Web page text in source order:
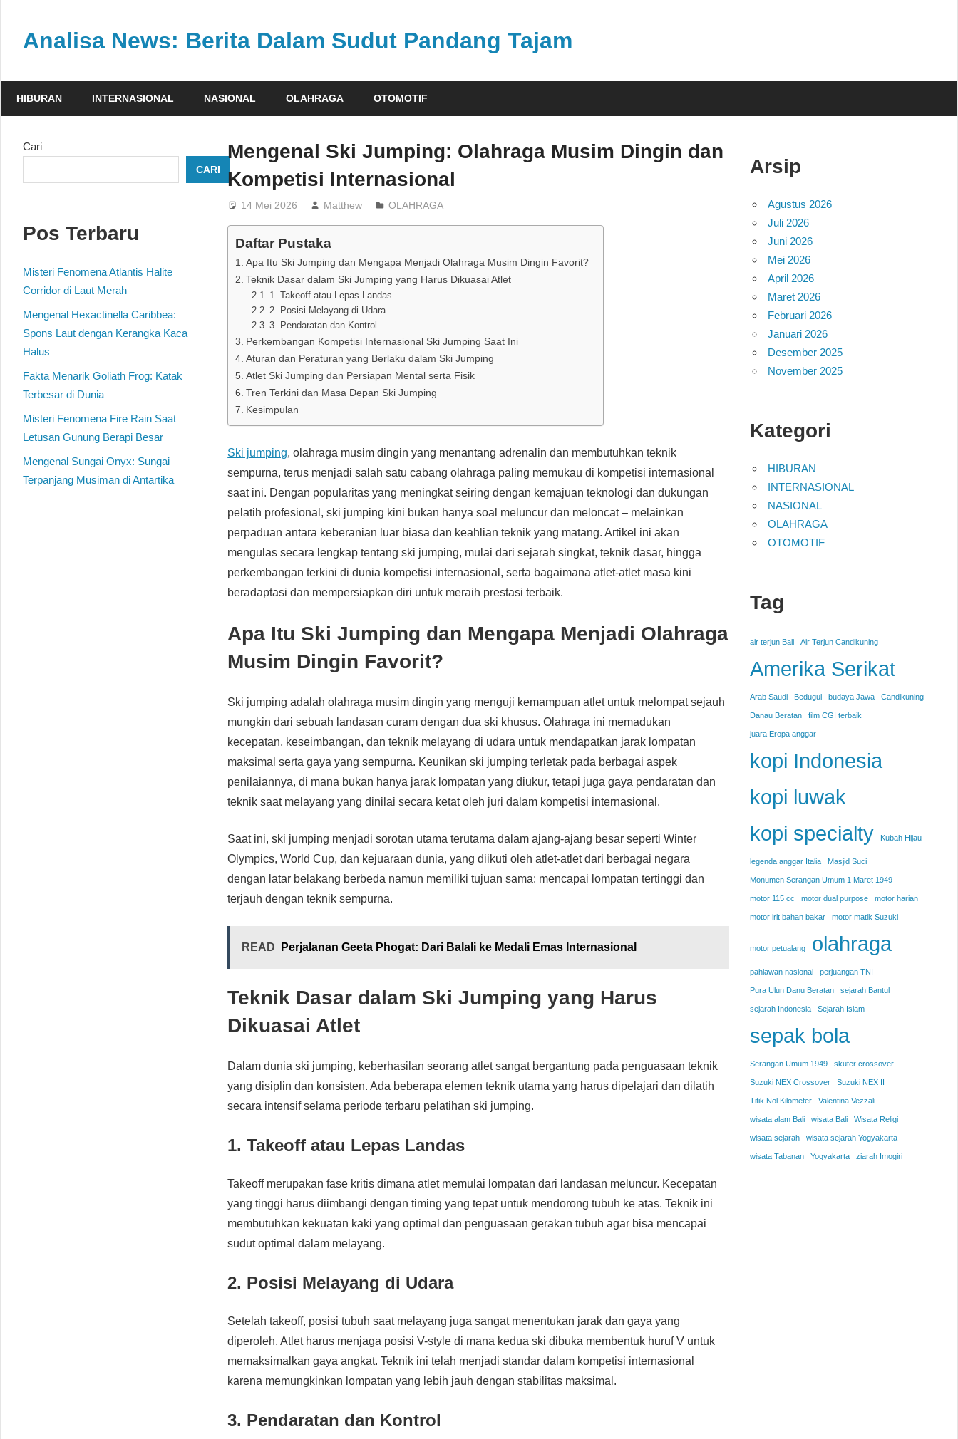
contentAnalisa News: Berita Dalam Sudut Pandang Tajam
dan
dari
politik,
HIBURAN INTERNASIONAL NASIONAL OLAHRAGA OTOMOTIF
Mengenal Ski Jumping: Olahraga Musim Dingin dan
Kompetisi Internasional
14 Mei 2026 Matthew OLAHRAGA
Daftar Pustaka
Apa Itu Ski Jumping dan Mengapa Menjadi Olahraga Musim Dingin Favorit?
Teknik Dasar dalam Ski Jumping yang Harus Dikuasai Atlet
1. Takeoff atau Lepas Landas
2. Posisi Melayang di Udara
3. Pendaratan dan Kontrol
Perkembangan Kompetisi Internasional Ski Jumping Saat Ini
Aturan dan Peraturan yang Berlaku dalam Ski Jumping
Atlet Ski Jumping dan Persiapan Mental serta Fisik
Tren Terkini dan Masa Depan Ski Jumping
Kesimpulan
Ski jumping, olahraga musim dingin yang menantang adrenalin dan membutuhkan teknik
sempurna, terus menjadi salah satu cabang olahraga paling memukau di kompetisi internasional
saat ini. Dengan popularitas yang meningkat seiring dengan kemajuan teknologi dan dukungan
pelatih profesional, ski jumping kini bukan hanya soal meluncur dan meloncat – melainkan
perpaduan antara keberanian luar biasa dan keahlian teknik yang matang. Artikel ini akan
mengulas secara lengkap tentang ski jumping, mulai dari sejarah singkat, teknik dasar, hingga
perkembangan terkini di dunia kompetisi internasional, serta bagaimana atlet-atlet masa kini
beradaptasi dan mempersiapkan diri untuk meraih prestasi terbaik.
Apa Itu Ski Jumping dan Mengapa Menjadi Olahraga
Musim Dingin Favorit?
Ski jumping adalah olahraga musim dingin yang menguji kemampuan atlet untuk melompat sejauh
mungkin dari sebuah landasan curam dengan dua ski khusus. Olahraga ini memadukan
kecepatan, keseimbangan, dan teknik melayang di udara untuk mendapatkan jarak lompatan
maksimal serta gaya yang sempurna. Keunikan ski jumping terletak pada berbagai aspek
penilaiannya, di mana bukan hanya jarak lompatan yang diukur, tetapi juga gaya pendaratan dan
teknik saat melayang yang dinilai secara ketat oleh juri dalam kompetisi internasional.
Saat ini, ski jumping menjadi sorotan utama terutama dalam ajang-ajang besar seperti Winter
Olympics, World Cup, dan kejuaraan dunia, yang diikuti oleh atlet-atlet dari berbagai negara
dengan latar belakang berbeda namun memiliki tujuan sama: mencapai lompatan tertinggi dan
terjauh dengan teknik sempurna.
READ Perjalanan Geeta Phogat: Dari Balali ke Medali Emas Internasional
Teknik Dasar dalam Ski Jumping yang Harus
Dikuasai Atlet
Dalam dunia ski jumping, keberhasilan seorang atlet sangat bergantung pada penguasaan teknik
yang disiplin dan konsisten. Ada beberapa elemen teknik utama yang harus dipelajari dan dilatih
secara intensif selama periode terbaru pelatihan ski jumping.
1. Takeoff atau Lepas Landas
Takeoff merupakan fase kritis dimana atlet memulai lompatan dari landasan meluncur. Kecepatan
yang tinggi harus diimbangi dengan timing yang tepat untuk mendorong tubuh ke atas. Teknik ini
membutuhkan kekuatan kaki yang optimal dan penguasaan gerakan tubuh agar bisa mencapai
sudut optimal dalam melayang.
2. Posisi Melayang di Udara
Setelah takeoff, posisi tubuh saat melayang juga sangat menentukan jarak dan gaya yang
diperoleh. Atlet harus menjaga posisi V-style di mana kedua ski dibuka membentuk huruf V untuk
memaksimalkan gaya angkat. Teknik ini telah menjadi standar dalam kompetisi internasional
karena memungkinkan lompatan yang lebih jauh dengan stabilitas maksimal.
3. Pendaratan dan Kontrol
Cari
CARI
Pos Terbaru
Misteri Fenomena Atlantis Halite
Corridor di Laut Merah
Mengenal Hexactinella Caribbea:
Spons Laut dengan Kerangka Kaca
Halus
Fakta Menarik Goliath Frog: Katak
Terbesar di Dunia
Misteri Fenomena Fire Rain Saat
Letusan Gunung Berapi Besar
Mengenal Sungai Onyx: Sungai
Terpanjang Musiman di Antartika
Arsip
Agustus 2026
Juli 2026
Juni 2026
Mei 2026
April 2026
Maret 2026
Februari 2026
Januari 2026
Desember 2025
November 2025
Kategori
HIBURAN
INTERNASIONAL
NASIONAL
OLAHRAGA
OTOMOTIF
Tag
air terjun Bali Air Terjun Candikuning
Amerika Serikat
Arab Saudi Bedugul budaya Jawa Candikuning
Danau Beratan film CGI terbaik
juara Eropa anggar
kopi Indonesia
kopi luwak
kopi specialty
Kubah Hijau
legenda anggar Italia Masjid Suci
Monumen Serangan Umum 1 Maret 1949
motor 115 cc motor dual purpose motor harian
motor irit bahan bakar motor matik Suzuki
motor petualang olahraga
pahlawan nasional perjuangan TNI
Pura Ulun Danu Beratan sejarah Bantul
sejarah Indonesia Sejarah Islam
sepak bola
Serangan Umum 1949 skuter crossover
Suzuki NEX Crossover Suzuki NEX II
Titik Nol Kilometer Valentina Vezzali
wisata alam Bali wisata Bali Wisata Religi
wisata sejarah wisata sejarah Yogyakarta
wisata Tabanan Yogyakarta ziarah Imogiri